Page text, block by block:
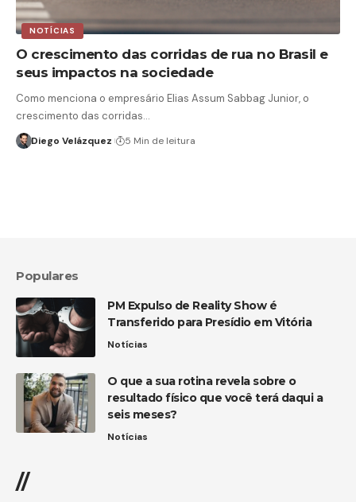
NOTÍCIAS
O crescimento das corridas de rua no Brasil e
seus impactos na sociedade
Como menciona o empresário Elias Assum Sabbag Junior, o
crescimento das corridas…
Diego Velázquez 5 Min de leitura
Populares
PM Expulso de Reality Show é
Transferido para Presídio em Vitória
Notícias
O que a sua rotina revela sobre o
resultado físico que você terá daqui a
seis meses?
Notícias
//